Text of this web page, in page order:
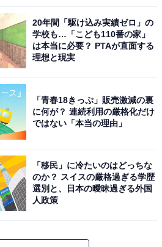
20年間「駆け込み実績ゼロ」の
学校も…「こども110番の家」
は本当に必要？ PTAが直面する
理想と現実
「青春18きっぷ」販売激減の裏
に何が？ 連続利用の厳格化だけ
ではない「本当の理由」
「移民」に冷たいのはどっちな
のか？ スイスの厳格過ぎる学歴
選別と、日本の曖昧過ぎる外国
人政策